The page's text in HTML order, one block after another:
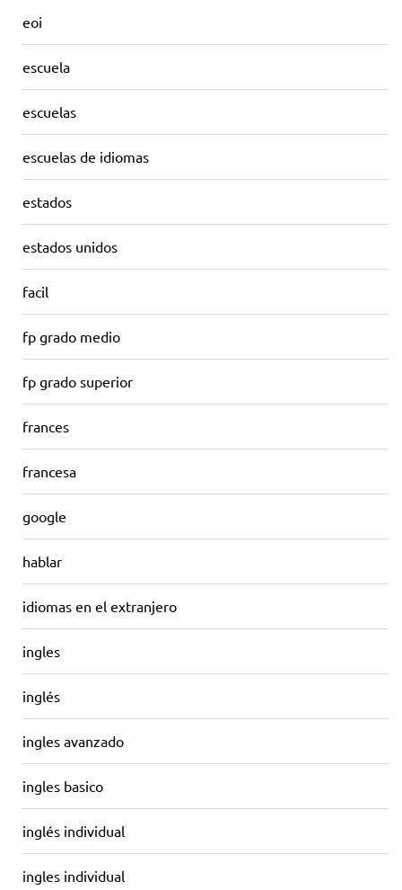
eoi
escuela
escuelas
escuelas de idiomas
estados
estados unidos
facil
fp grado medio
fp grado superior
frances
francesa
google
hablar
idiomas en el extranjero
ingles
inglés
ingles avanzado
ingles basico
inglés individual
ingles individual